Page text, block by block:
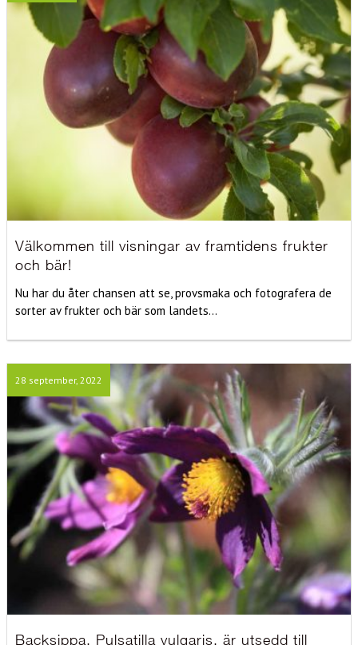
Välkommen till visningar av framtidens frukter
och bär!
Nu har du åter chansen att se, provsmaka och fotografera de
sorter av frukter och bär som landets...
28 september, 2022
Backsippa, Pulsatilla vulgaris, är utsedd till